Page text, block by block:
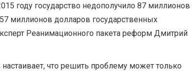
году государство недополучило 87 миллионов
миллионов долларов государственных
Реанимационного пакета реформ Дмитрий
что решить проблему может только